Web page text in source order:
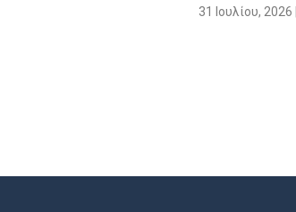
31 Ιουλίου, 2026